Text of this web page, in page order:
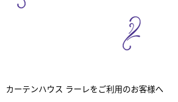
カーテンハウス ラーレをご利用のお客様へ